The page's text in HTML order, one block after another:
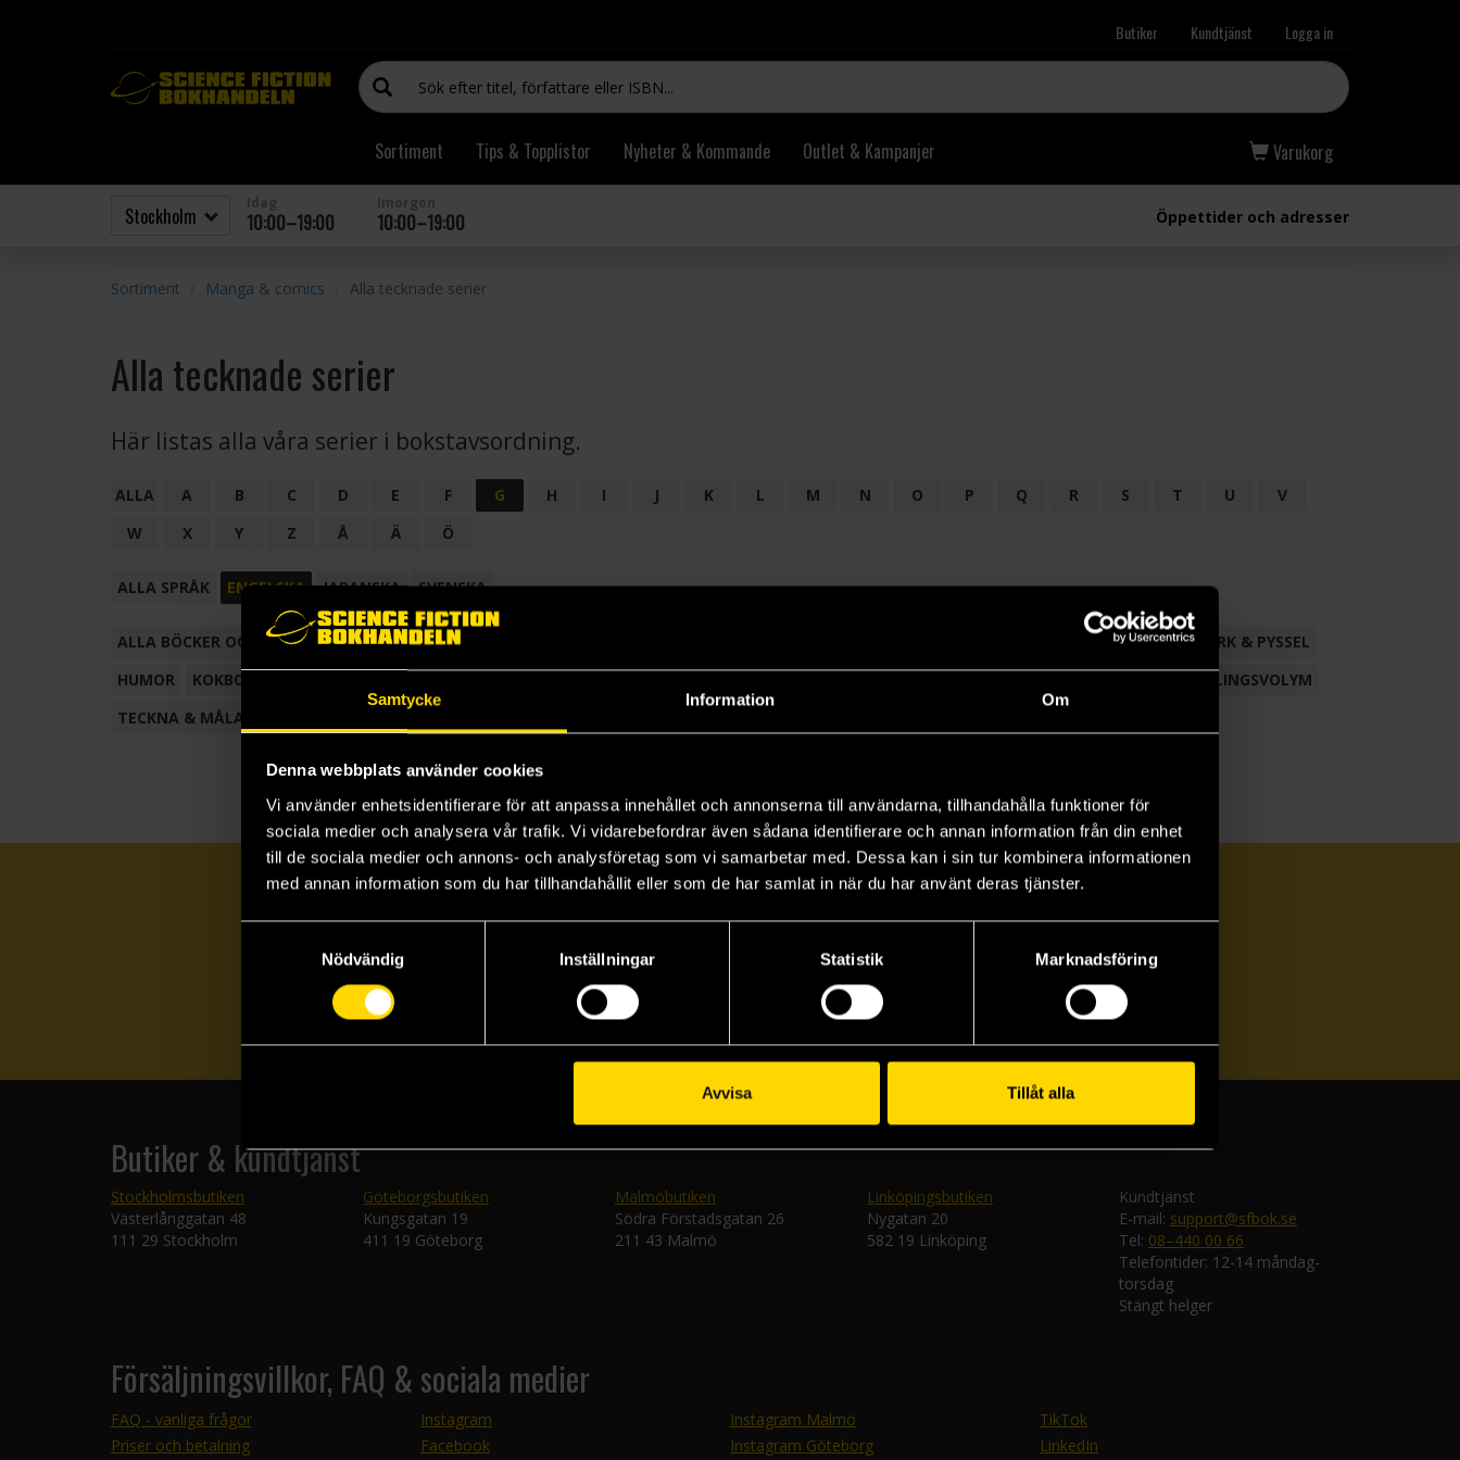
Samtycke Information Om
Denna webbplats använder cookies
Vi använder enhetsidentifierare för att anpassa innehållet och annonserna till användarna, tillhandahålla funktioner för
sociala medier och analysera vår trafik. Vi vidarebefordrar även sådana identifierare och annan information från din enhet
till de sociala medier och annons- och analysföretag som vi samarbetar med. Dessa kan i sin tur kombinera informationen
med annan information som du har tillhandahållit eller som de har samlat in när du har använt deras tjänster.
Nödvändig
Inställningar Statistik Marknadsföring
Avvisa Tillåt alla
Butiker Kundtjänst Logga in
Sortiment Tips & Topplistor Nyheter & Kommande Outlet & Kampanjer Varukorg
10:00–19:00 10:00–19:00 Öppettider och adresser
Sortiment Manga & comics Alla tecknade serier
Alla tecknade serier
Här listas alla våra serier i bokstavsordning.
ALLA A B C D E F G H I J K L M N O P Q R S T U
V
W
X Y Z Å Ä Ö
ALLA SPRÅK ENGELSKA JAPANSKA SVENSKA
ALLA BÖCKER OCH TECKNADE SERIER ANTOLOGI FACKLITTERATUR
HANTVERK & PYSSEL
HUMOR
KOKBOK
SAMLINGSVOLYM
TECKNA & MÅLA
Prenumerera på vårt nyhetsbrev
Butiker & kundtjänst
Stockholmsbutiken
Västerlånggatan 48
111 29 Stockholm
Göteborgsbutiken
Kungsgatan 19
411 19 Göteborg
Malmöbutiken
Södra Förstadsgatan 26
211 43 Malmö
Linköpingsbutiken
Nygatan 20
582 19 Linköping
Kundtjänst
E-mail: support@sfbok.se
Tel: 08–440 00 66
Telefontider: 12-14 måndag-
torsdag
Stängt helger
Försäljningsvillkor, FAQ & sociala medier
FAQ - vanliga frågor
Priser och betalning
Instagram
Facebook
Instagram Malmö
Instagram Göteborg
TikTok
LinkedIn